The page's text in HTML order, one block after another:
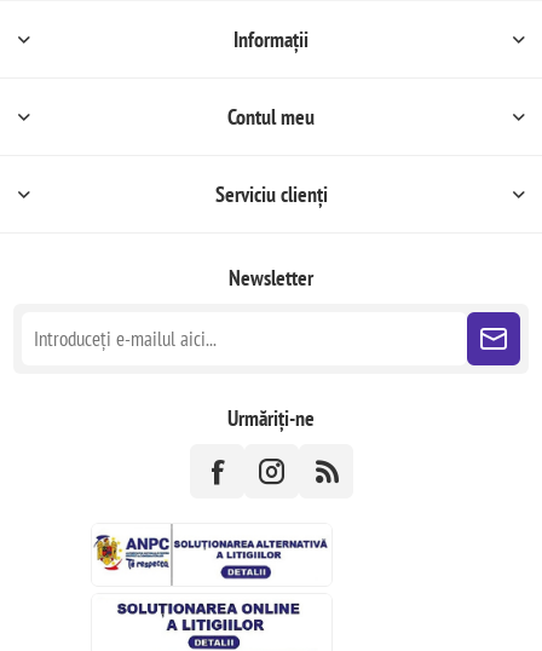
Informații
Contul meu
Serviciu clienți
Newsletter
Urmăriți-ne